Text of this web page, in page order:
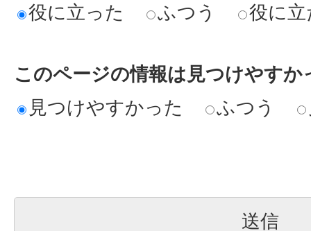
役に立った
ふつう 役に
このページの情報は見つけやすか
見つけやすかった
ふつう